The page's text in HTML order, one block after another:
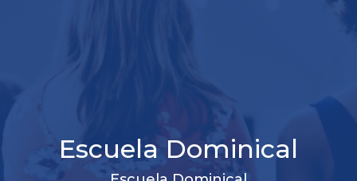
Escuela Dominical